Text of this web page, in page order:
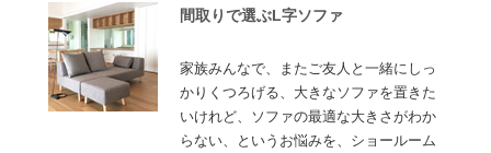
間取りで選ぶL字ソファ
家族みんなで、またご友人と一緒にしっ
かりくつろげる、大きなソファを置きた
いけれど、ソファの最適な大きさがわか
らない、というお悩みを、ショールーム